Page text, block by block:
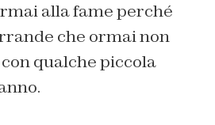
alla fame perché
che ormai non
qualche piccola